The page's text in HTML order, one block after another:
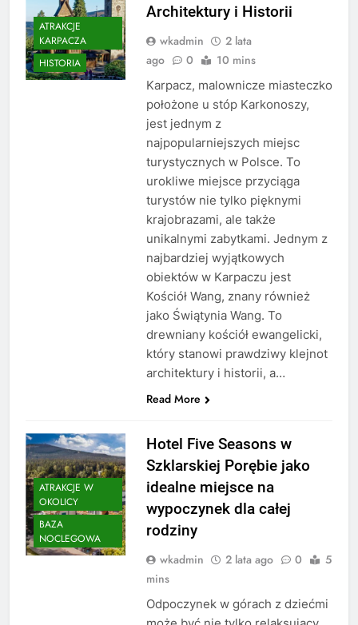
ATRAKCJE
KARPACZA
HISTORIA
Architektury i Historii
wkadmin
2 lata
ago
0 10 mins
Karpacz, malownicze miasteczko
położone u stóp Karkonoszy,
jest jednym z
najpopularniejszych miejsc
turystycznych w Polsce. To
urokliwe miejsce przyciąga
turystów nie tylko pięknymi
krajobrazami, ale także
unikalnymi zabytkami. Jednym z
najbardziej wyjątkowych
obiektów w Karpaczu jest
Kościół Wang, znany również
jako Świątynia Wang. To
drewniany kościół ewangelicki,
który stanowi prawdziwy klejnot
architektury i historii, a…
Read More
ATRAKCJE W
OKOLICY
BAZA
NOCLEGOWA
Hotel Five Seasons w
Szklarskiej Porębie jako
idealne miejsce na
wypoczynek dla całej
rodziny
wkadmin 2 lata ago 0
5
mins
Odpoczynek w górach z dziećmi